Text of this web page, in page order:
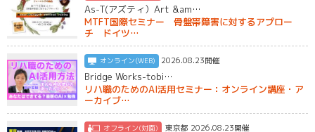
As-T(アズティ）Art &am…
MTFT国際セミナー 骨盤帯障害に対するアプロー
チ ドイツ…
オンライン(WEB) 2026.08.23開催
Bridge Works-tobi…
リハ職のためのAI活用セミナー：オンライン講座・ア
ーカイブ…
オフライン(対面) 東京都 2026.08.23開催